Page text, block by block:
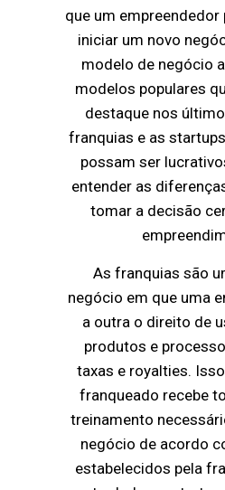
que um
iniciar um novo
modelo de negócio
modelos populares
destaque nos
franquias e as
possam ser
entender as
tomar a decisão
As franquias são
negócio em que uma
a outra o direito de
produtos e
taxas e royalties.
franqueado recebe
treinamento
negócio de acordo
estabelecidos pela